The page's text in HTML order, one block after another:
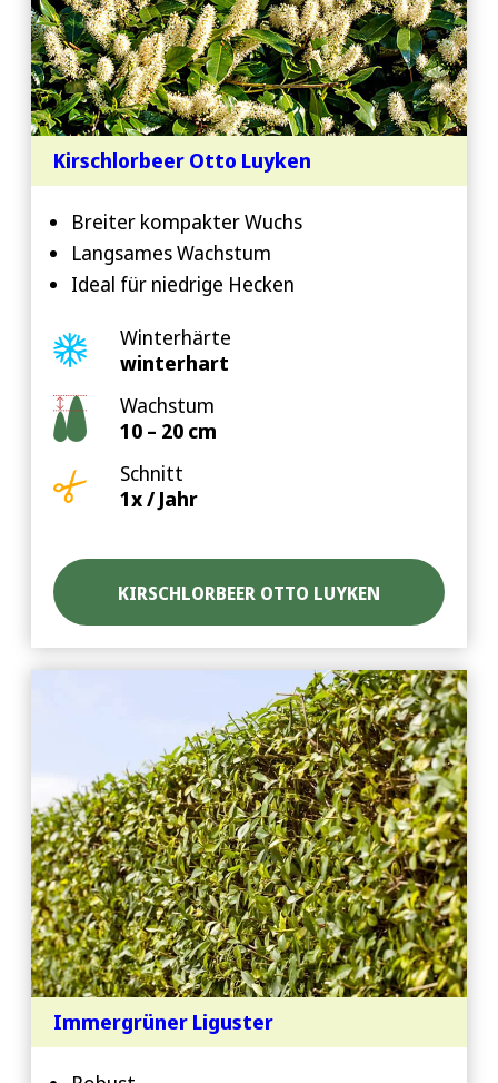
Kirschlorbeer Otto Luyken
Breiter kompakter Wuchs
Langsames Wachstum
Ideal für niedrige Hecken
Winterhärte
winterhart
Wachstum
10 – 20 cm
Schnitt
1x / Jahr
KIRSCHLORBEER OTTO LUYKEN
Immergrüner Liguster